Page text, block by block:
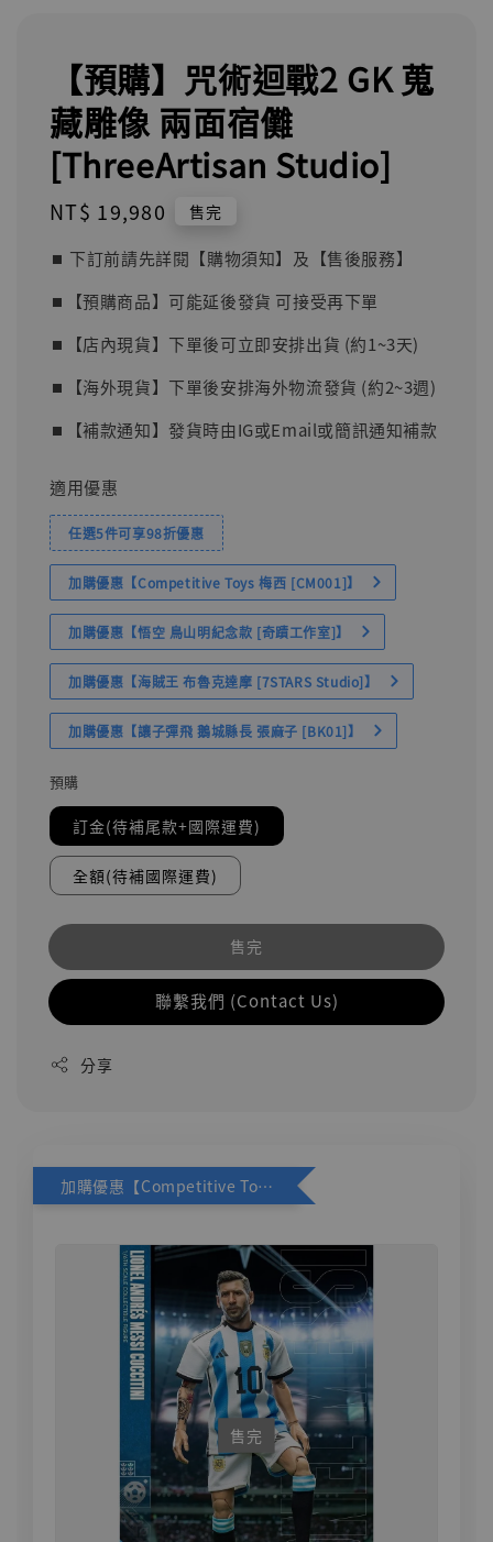
【預購】咒術迴戰2 GK 蒐
藏雕像 兩面宿儺
[ThreeArtisan Studio]
Regular
NT$ 19,980 售完
⏹︎ 下訂前請先詳閱【購物須知】及【售後服務】
⏹︎【預購商品】可能延後發貨 可接受再下單
⏹︎【店內現貨】下單後可立即安排出貨 (約1~3天)
⏹︎【海外現貨】下單後安排海外物流發貨 (約2~3週)
⏹︎【補款通知】發貨時由IG或Email或簡訊通知補款
適用優惠
任選5件可享98折優惠
加購優惠【Competitive Toys 梅西 [CM001]】
加購優惠【悟空 鳥山明紀念款 [奇蹟工作室]】
加購優惠【海賊王 布魯克達摩 [7STARS Studio]】
加購優惠【讓子彈飛 鵝城縣長 張麻子 [BK01]】
預購
訂金(待補尾款+國際運費)
全額(待補國際運費)
售完
聯繫我們 (Contact Us)
分享
加購優惠【Competitive Toys 梅西 [CM001]】
售完